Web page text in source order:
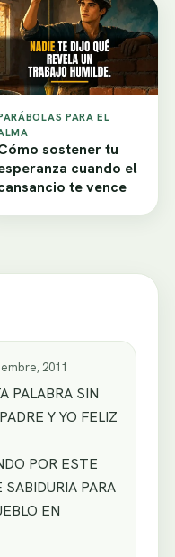
PARA EL
sostener tu
cuando el
te vence
2011
PALABRA SIN
Y YO FELIZ
POR ESTE
PARA
EN